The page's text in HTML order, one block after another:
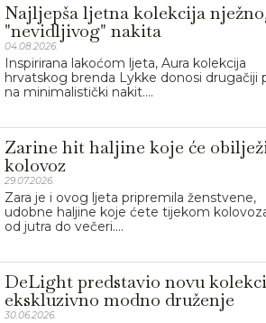
Najljepša ljetna kolekcija
"nevidljivog" nakita
04.08.2026.
Inspirirana lakoćom ljeta, Aura kolekcija
hrvatskog brenda Lykke donosi drugačiji
na minimalistički nakit....
Zarine hit haljine koje će
kolovoz
29.07.2026.
Zara je i ovog ljeta pripremila ženstvene,
udobne haljine koje ćete tijekom
od jutra do večeri....
DeLight predstavio novu
ekskluzivno modno druženje
30.06.2026.